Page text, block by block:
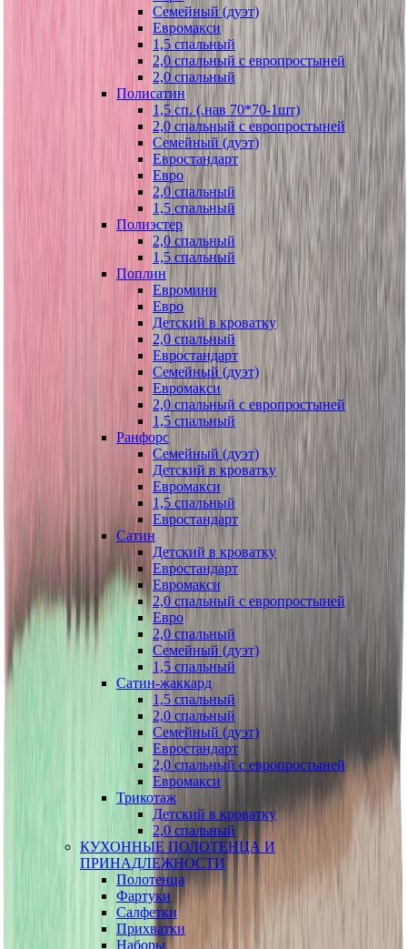
Семейный (дуэт)
Евромакси
1,5 спальный
2,0 спальный с европростыней
2,0 спальный
Полисатин
1,5 сп. (.нав 70*70-1шт)
2,0 спальный с европростыней
Семейный (дуэт)
Евростандарт
Евро
2,0 спальный
1,5 спальный
Полиэстер
2,0 спальный
1,5 спальный
Поплин
Евромини
Евро
Детский в кроватку
2,0 спальный
Евростандарт
Семейный (дуэт)
Евромакси
2,0 спальный с европростыней
1,5 спальный
Ранфорс
Семейный (дуэт)
Детский в кроватку
Евромакси
1,5 спальный
Евростандарт
Сатин
Детский в кроватку
Евростандарт
Евромакси
2,0 спальный с европростыней
Евро
2,0 спальный
Семейный (дуэт)
1,5 спальный
Сатин-жаккард
1,5 спальный
2,0 спальный
Семейный (дуэт)
Евростандарт
2,0 спальный с европростыней
Евромакси
Трикотаж
Детский в кроватку
2,0 спальный
КУХОННЫЕ ПОЛОТЕНЦА И
ПРИНАДЛЕЖНОСТИ
Полотенца
Фартуки
Салфетки
Прихватки
Наборы